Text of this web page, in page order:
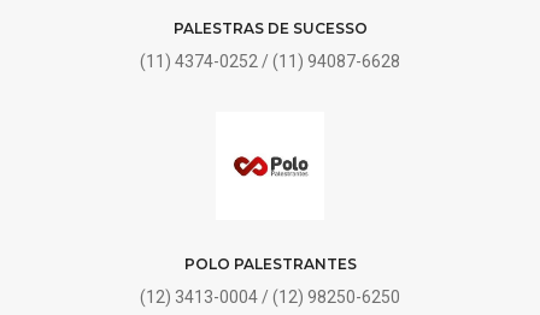
PALESTRAS DE SUCESSO
(11) 4374-0252 / (11) 94087-6628
POLO PALESTRANTES
(12) 3413-0004 / (12) 98250-6250